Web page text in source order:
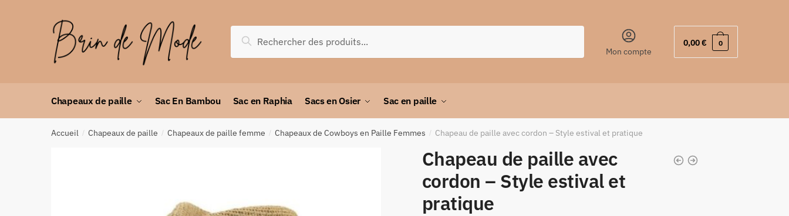
Recherche
Mon compte
0,00€ 0
Chapeaux de paille Sac En Bambou Sac en Raphia Sacs en Osier Sac en paille
Accueil / Chapeaux de paille / Chapeaux de paille femme / Chapeaux de Cowboys en Paille Femmes / Chapeau de paille avec cordon – Style estival et pratique
Chapeau de paille avec
cordon – Style estival et
pratique